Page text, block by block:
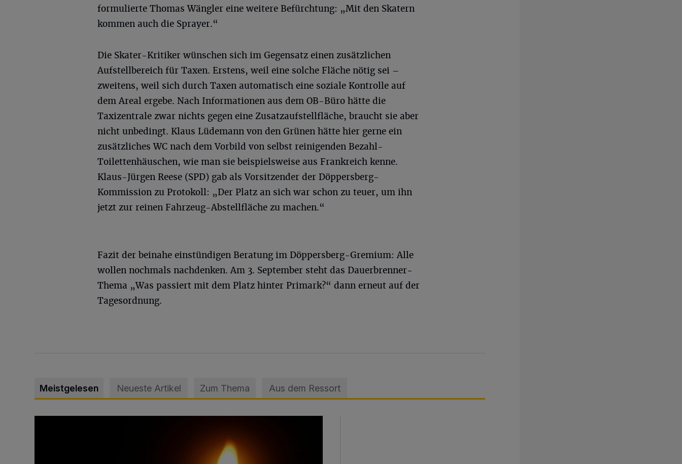
formulierte Thomas Wängler eine weitere Befürchtung: „Mit den Skatern
kommen auch die Sprayer.“
Die Skater-Kritiker wünschen sich im Gegensatz einen zusätzlichen
Aufstellbereich für Taxen. Erstens, weil eine solche Fläche nötig sei –
zweitens, weil sich durch Taxen automatisch eine soziale Kontrolle auf
dem Areal ergebe. Nach Informationen aus dem OB-Büro hätte die
Taxizentrale zwar nichts gegen eine Zusatzaufstellfläche, braucht sie aber
nicht unbedingt. Klaus Lüdemann von den Grünen hätte hier gerne ein
zusätzliches WC nach dem Vorbild von selbst reinigenden Bezahl-
Toilettenhäuschen, wie man sie beispielsweise aus Frankreich kenne.
Klaus-Jürgen Reese (SPD) gab als Vorsitzender der Döppersberg-
Kommission zu Protokoll: „Der Platz an sich war schon zu teuer, um ihn
jetzt zur reinen Fahrzeug-Abstellfläche zu machen.“
Fazit der beinahe einstündigen Beratung im Döppersberg-Gremium: Alle
wollen nochmals nachdenken. Am 3. September steht das Dauerbrenner-
Thema „Was passiert mit dem Platz hinter Primark?“ dann erneut auf der
Tagesordnung.
Meistgelesen Neueste Artikel Zum Thema Aus dem Ressort